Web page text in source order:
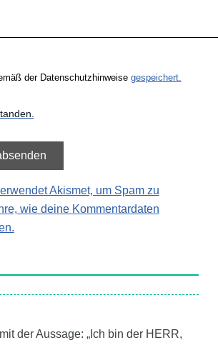
der Datenschutzhinweise gespeichert.
Akismet, um Spam zu
wie deine Kommentardaten
der Aussage: „Ich bin der HERR,